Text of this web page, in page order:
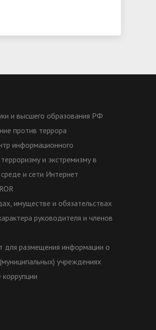
и высшего образования РФ
против террора
информационного
и экстремизму в
и сети Интернет
имуществе и обязательствах
руководителя и членов
для размещения информации о
учреждениях